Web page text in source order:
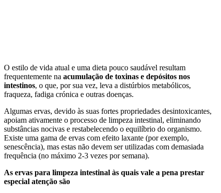
O estilo de vida atual e uma dieta pouco saudável resultam
frequentemente na acumulação de toxinas e depósitos nos
intestinos, o que, por sua vez, leva a distúrbios metabólicos,
fraqueza, fadiga crónica e outras doenças.
Algumas ervas, devido às suas fortes propriedades desintoxicantes,
apoiam ativamente o processo de limpeza intestinal, eliminando
substâncias nocivas e restabelecendo o equilíbrio do organismo.
Existe uma gama de ervas com efeito laxante (por exemplo,
senescência), mas estas não devem ser utilizadas com demasiada
frequência (no máximo 2-3 vezes por semana).
As ervas para limpeza intestinal às quais vale a pena prestar
especial atenção são